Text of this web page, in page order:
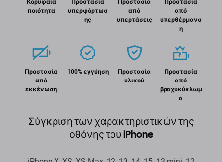
Κορυφαία
ποιότητα
Προστασία
υπερφόρτωσ
ης
Προστασία
από
υπερτάσεις
Προστασία
από
υπερθέρμανσ
η
Προστασία
από
εκκένωση
100% εγγύηση
Προστασία
υλικού
Προστασία
από
βραχυκύκλωμ
α
Σύγκριση των χαρακτηριστικών της
οθόνης του iPhone